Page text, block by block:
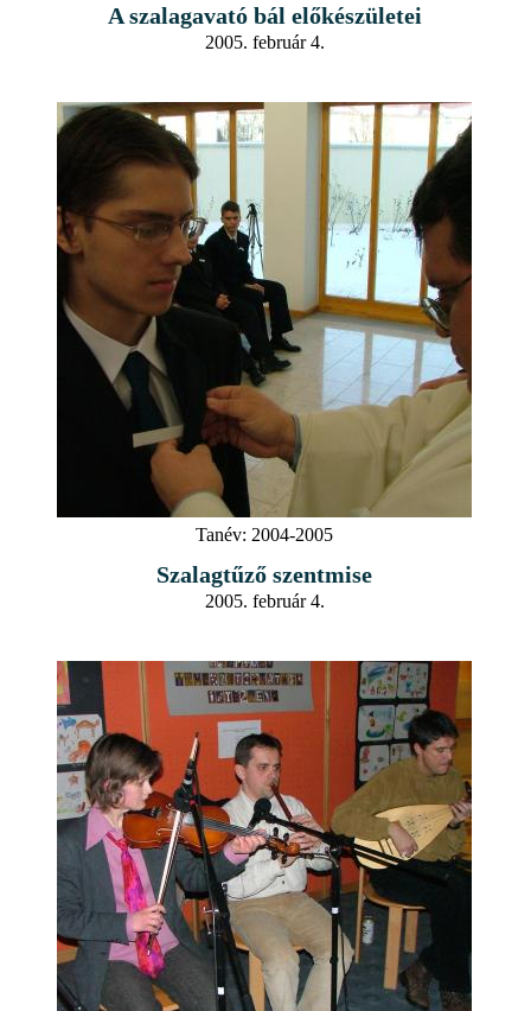
A szalagavató bál előkészületei
2005. február 4.
Tanév: 2004-2005
Szalagtűző szentmise
2005. február 4.